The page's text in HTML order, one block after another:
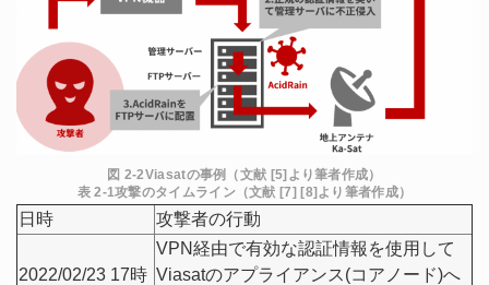
図 2-2Viasatの事例（文献 [5]より筆者作成）
表 2-1攻撃のタイムライン（文献 [7] [8]より筆者作成）
日時 攻撃者の行動
2022/02/23 17時
VPN経由で有効な認証情報を使用して
Viasatのアプライアンス(コアノード)へ